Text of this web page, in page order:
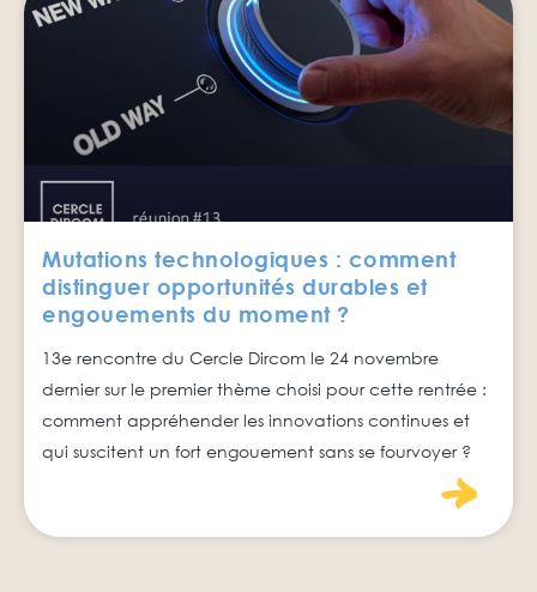
Mutations technologiques : comment
distinguer opportunités durables et
engouements du moment ?
13e rencontre du Cercle Dircom le 24 novembre
dernier sur le premier thème choisi pour cette rentrée :
comment appréhender les innovations continues et
qui suscitent un fort engouement sans se fourvoyer ?